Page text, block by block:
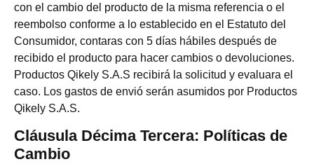
con el cambio del producto de la misma referencia o el
reembolso conforme a lo establecido en el Estatuto del
Consumidor, contaras con 5 días hábiles después de
recibido el producto para hacer cambios o devoluciones.
Productos Qikely S.A.S recibirá la solicitud y evaluara el
caso. Los gastos de envió serán asumidos por Productos
Qikely S.A.S.
Cláusula Décima Tercera: Políticas de
Cambio